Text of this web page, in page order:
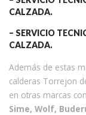
CALZADA.
– SERVICIO
CALZADA.
Además de estas
calderas Torrejon
en otras marcas
Sime, Wolf,